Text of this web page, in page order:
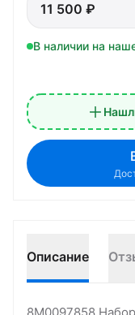
11 500 ₽
В наличии на
Описание